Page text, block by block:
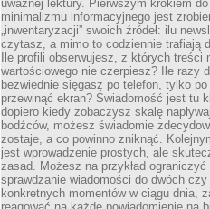
uważnej lektury. Pierwszym krokiem
minimalizmu informacyjnego jest
„inwentaryzacji” swoich źródeł: ilu
czytasz, a mimo to codziennie trafiają
Ile profili obserwujesz, z których treści
wartościowego nie czerpiesz? Ile razy
bezwiednie sięgasz po telefon, tylko
przewinąć ekran? Świadomość jest tu
dopiero kiedy zobaczysz skalę
bodźców, możesz świadomie
zostaje, a co powinno zniknąć.
jest wprowadzenie prostych, ale
zasad. Możesz na przykład ograniczyć
sprawdzanie wiadomości do dwóch
konkretnych momentów w ciągu dnia,